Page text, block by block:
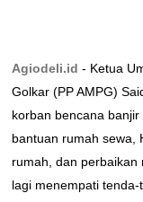
Agiodeli.id - Ketua
Golkar (PP AMPG)
korban bencana
bantuan rumah sewa,
rumah, dan perbaikan
lagi menempati